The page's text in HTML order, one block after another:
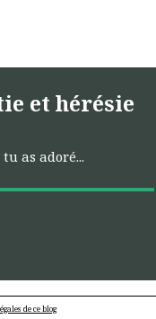
et hérésie
as adoré...
de ce blog